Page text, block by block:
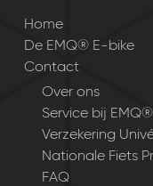
Home
De EMQ® E-bike
Contact
Over ons
Service bij EMQ®
Verzekering
Nationale Fiets
FAQ